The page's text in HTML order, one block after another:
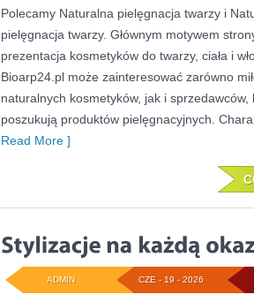
Polecamy Naturalna pielęgnacja twarzy i
pielęgnacja twarzy. Głównym motywem
prezentacja kosmetyków do twarzy, ciała i
Bioarp24.pl może zainteresować zarówno
naturalnych kosmetyków, jak i sprzedawców,
poszukują produktów pielęgnacyjnych.
Read More ]
CZE - 19 - 2026
ADMIN